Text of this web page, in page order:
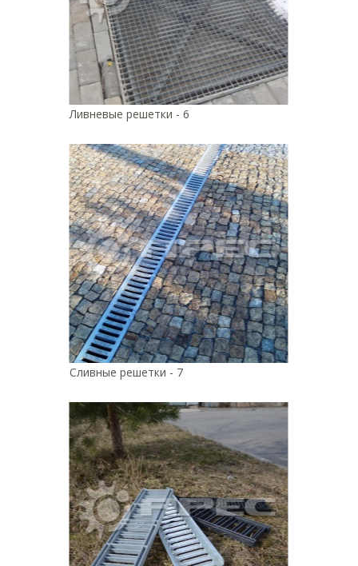
Ливневые решетки - 6
Сливные решетки - 7